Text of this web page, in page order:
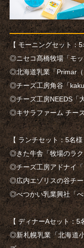
【 モーニングセット：
◎ニセコ髙橋牧場「モ
◎北海道乳業「Primar
◎チーズ工房角谷「
◎チーズ工房NEEDS「
◎キサラファーム チ
【 ランチセット：5名
◎きた牛舎「牧場のラ
◎チーズ工房アドナイ
◎広内エゾリスの谷チ
◎べつかい乳業興社「
【 ディナーAセット：5
◎新札幌乳業「北海道